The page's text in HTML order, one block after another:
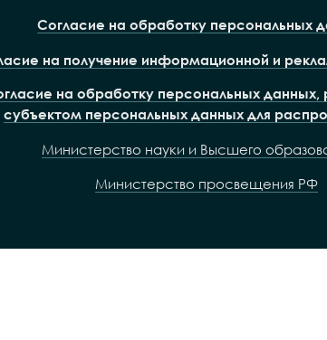
Согласие на обработку персональных
на получение информационной и
на обработку персональных
субъектом персональных данных для
Министерство науки и Высшего
Министерство просвещения РФ